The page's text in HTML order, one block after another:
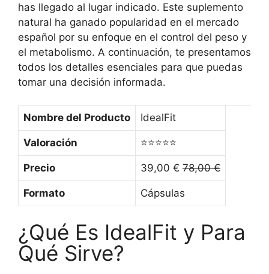
has llegado al lugar indicado. Este suplemento
natural ha ganado popularidad en el mercado
español por su enfoque en el control del peso y
el metabolismo. A continuación, te presentamos
todos los detalles esenciales para que puedas
tomar una decisión informada.
Nombre del Producto IdealFit
Valoración ⭐⭐⭐⭐⭐
Precio 39,00 € 78,00 €
Formato Cápsulas
¿Qué Es IdealFit y Para
Qué Sirve?